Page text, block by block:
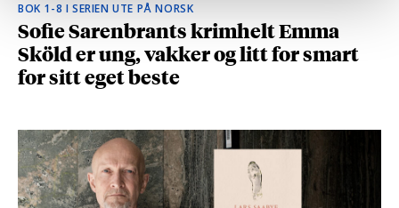
BOK 1-8 I SERIEN UTE PÅ NORSK
Sofie Sarenbrants krimhelt Emma
Sköld er ung, vakker og litt for smart
for sitt eget beste